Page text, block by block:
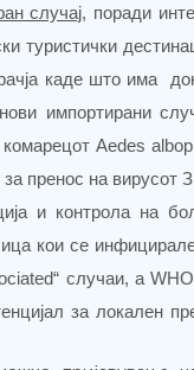
случај, поради
туристички
каде што има
импортирани
Aedes
за пренос на вирусот
и контрола на
кои се
случаи, а
за локален